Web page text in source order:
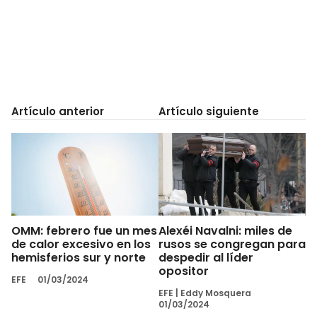
Artículo anterior
OMM: febrero fue un mes
de calor excesivo en los
hemisferios sur y norte
EFE 01/03/2024
Artículo siguiente
Alexéi Navalni: miles de
rusos se congregan para
despedir al líder
opositor
EFE
Eddy Mosquera
01/03/2024